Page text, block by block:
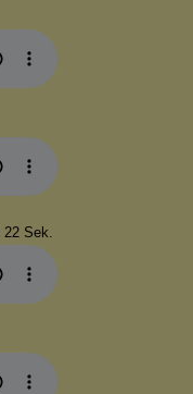
22 Sek.